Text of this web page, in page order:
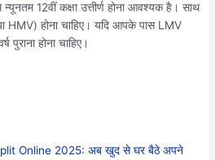
से न्यूनतम 12वीं कक्षा उत्तीर्ण होना आवश्यक है। साथ
HMV) होना चाहिए। यदि आपके पास LMV
होना चाहिए।
Online 2025: अब खुद से घर बैठे अपने